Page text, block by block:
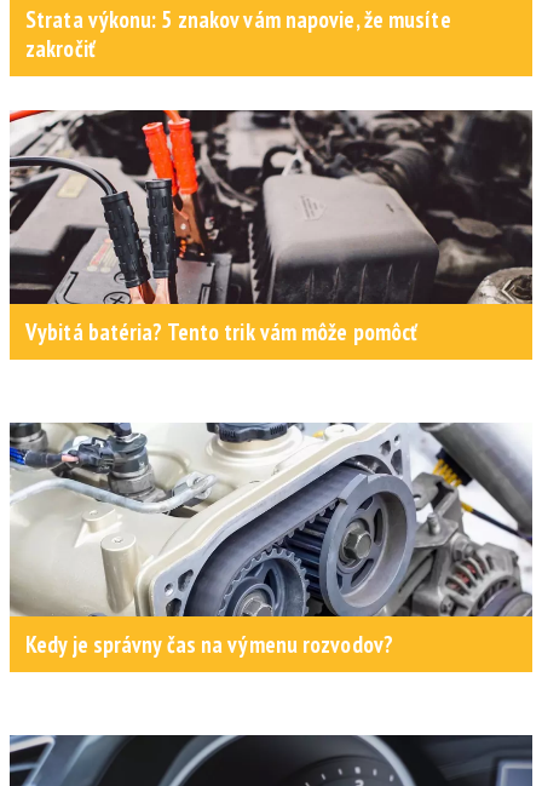
Strata výkonu: 5 znakov vám napovie, že musíte
zakročiť
Vybitá batéria? Tento trik vám môže pomôcť
Kedy je správny čas na výmenu rozvodov?